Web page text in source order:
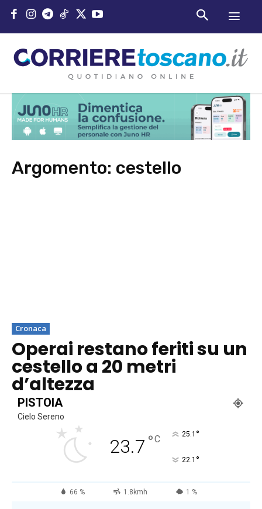
Argomento: cestello
Cronaca
Operai restano feriti su un
cestello a 20 metri
d’altezza
PISTOIA
Cielo Sereno
23.7 °C 25.1 °
22.1 °
66 % 1.8kmh 1 %